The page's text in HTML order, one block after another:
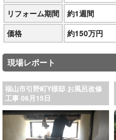
リフォーム期間
約1週間
価格
約150万円
現場レポート
福山市引野町Y様邸 お風呂改修
工事 06月15日